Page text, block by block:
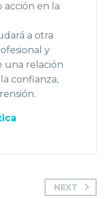
acción en la
a otra
y
una relación
confianza,
NEXT